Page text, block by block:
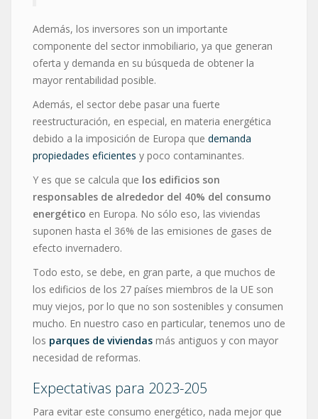
Además, los inversores son un importante
componente del sector inmobiliario, ya que generan
oferta y demanda en su búsqueda de obtener la
mayor rentabilidad posible.
Además, el sector debe pasar una fuerte
reestructuración, en especial, en materia energética
debido a la imposición de Europa que demanda
propiedades eficientes y poco contaminantes.
Y es que se calcula que los edificios son
responsables de alrededor del 40% del consumo
energético en Europa. No sólo eso, las viviendas
suponen hasta el 36% de las emisiones de gases de
efecto invernadero.
Todo esto, se debe, en gran parte, a que muchos de
los edificios de los 27 países miembros de la UE son
muy viejos, por lo que no son sostenibles y consumen
mucho. En nuestro caso en particular, tenemos uno de
los parques de viviendas más antiguos y con mayor
necesidad de reformas.
Expectativas para 2023-205
Para evitar este consumo energético, nada mejor que